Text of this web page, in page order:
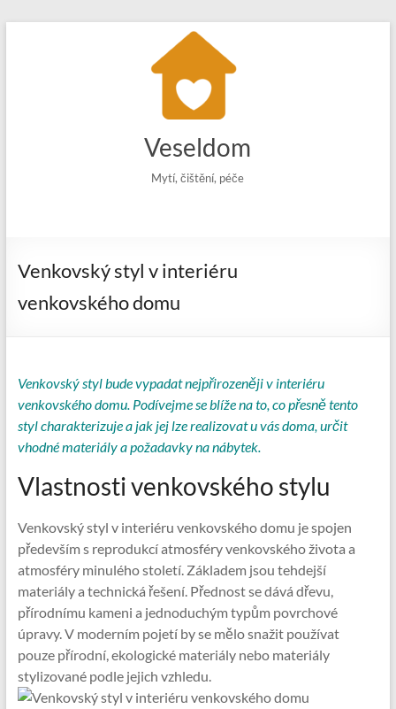
Veseldom
Mytí, čištění, péče
Venkovský styl v interiéru
venkovského domu
Venkovský styl bude vypadat nejpřirozeněji v interiéru
venkovského domu. Podívejme se blíže na to, co přesně tento
styl charakterizuje a jak jej lze realizovat u vás doma, určit
vhodné materiály a požadavky na nábytek.
Vlastnosti venkovského stylu
Venkovský styl v interiéru venkovského domu je spojen
především s reprodukcí atmosféry venkovského života a
atmosféry minulého století. Základem jsou tehdejší
materiály a technická řešení. Přednost se dává dřevu,
přírodnímu kameni a jednoduchým typům povrchové
úpravy. V moderním pojetí by se mělo snažit používat
pouze přírodní, ekologické materiály nebo materiály
stylizované podle jejich vzhledu.